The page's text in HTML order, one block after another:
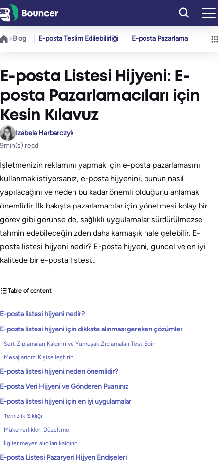
İçeriğe
geç
Blog E-posta Teslim Edilebilirliği E-posta Pazarlama
E-posta Listesi Hijyeni: E-
posta Pazarlamacıları için
Kesin Kılavuz
Izabela Harbarczyk
9min(s) read
İşletmenizin reklamını yapmak için e-posta pazarlamasını
kullanmak istiyorsanız, e-posta hijyenini, bunun nasıl
yapılacağını ve neden bu kadar önemli olduğunu anlamak
önemlidir. İlk bakışta pazarlamacılar için yönetmesi kolay bir
görev gibi görünse de, sağlıklı uygulamalar sürdürülmezse
tahmin edebileceğinizden daha karmaşık hale gelebilir. E-
posta listesi hijyeni nedir? E-posta hijyeni, güncel ve en iyi
kalitede bir e-posta listesi…
Table of content
E-posta listesi hijyeni nedir?
E-posta listesi hijyeni için dikkate alınması gereken çözümler
Sert Zıplamaları Kaldırın ve Yumuşak Zıplamaları Test Edin
Mesajlarınızı Kişiselleştirin
E-posta listesi hijyeni neden önemlidir?
E-posta Veri Hijyeni ve Gönderen Puanınız
E-posta listesi hijyeni için en iyi uygulamalar
Temizlik Sıklığı
Mükerrerlikleri Düzeltme
İlgilenmeyen alıcıları kaldırın
E-posta Listesi Pazaryeri Hijyen Endişeleri